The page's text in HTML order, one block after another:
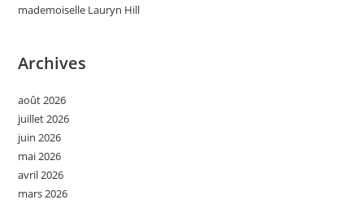
mademoiselle Lauryn Hill
Archives
août 2026
juillet 2026
juin 2026
mai 2026
avril 2026
mars 2026